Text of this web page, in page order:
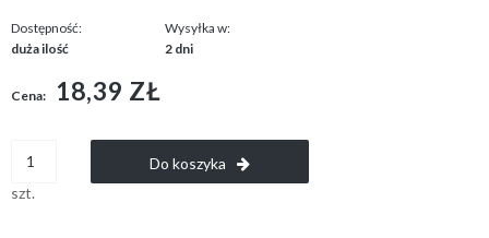
Dostępność:
duża ilość
Wysyłka w:
2 dni
Cena: 18,39 ZŁ
szt.
Do koszyka